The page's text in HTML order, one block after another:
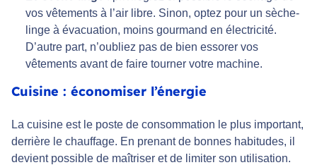
vos vêtements à l’air libre. Sinon, optez pour un sèche-
linge à évacuation, moins gourmand en électricité.
D’autre part, n’oubliez pas de bien essorer vos
vêtements avant de faire tourner votre machine.
Cuisine : économiser l’énergie
La cuisine est le poste de consommation le plus important,
derrière le chauffage. En prenant de bonnes habitudes, il
devient possible de maîtriser et de limiter son utilisation.